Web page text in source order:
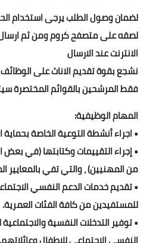
لضمان وصول الطلب يرجى استخدام
لصقه على متصفح كروم ومن ثم ارسال
الانترنت عند الارسال
نشجع بقوة تقديم الاناث على
فقط المرشحين بالقوائم المختصرة
المهام الوظيفية:
• اجراء أنشطة التوعية الخاصة بحماية
• إجراء التقييمات وكتابتها (في بعض
من المهنيين) ، والتي تفي بالمعايير
• تقديم خدمات الدعم النفسي
للمستفيدين من كافة الفئات العمرية.
• توفير التدخلات النفسية والاجتماعية